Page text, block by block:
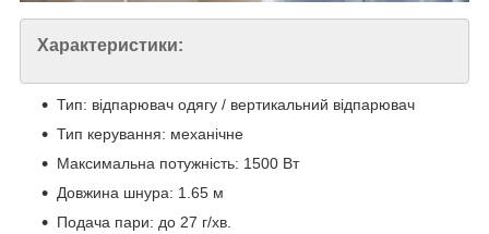
Характеристики:
Тип: відпарювач одягу / вертикальний відпарювач
Тип керування: механічне
Максимальна потужність: 1500 Вт
Довжина шнура: 1.65 м
Подача пари: до 27 г/хв.